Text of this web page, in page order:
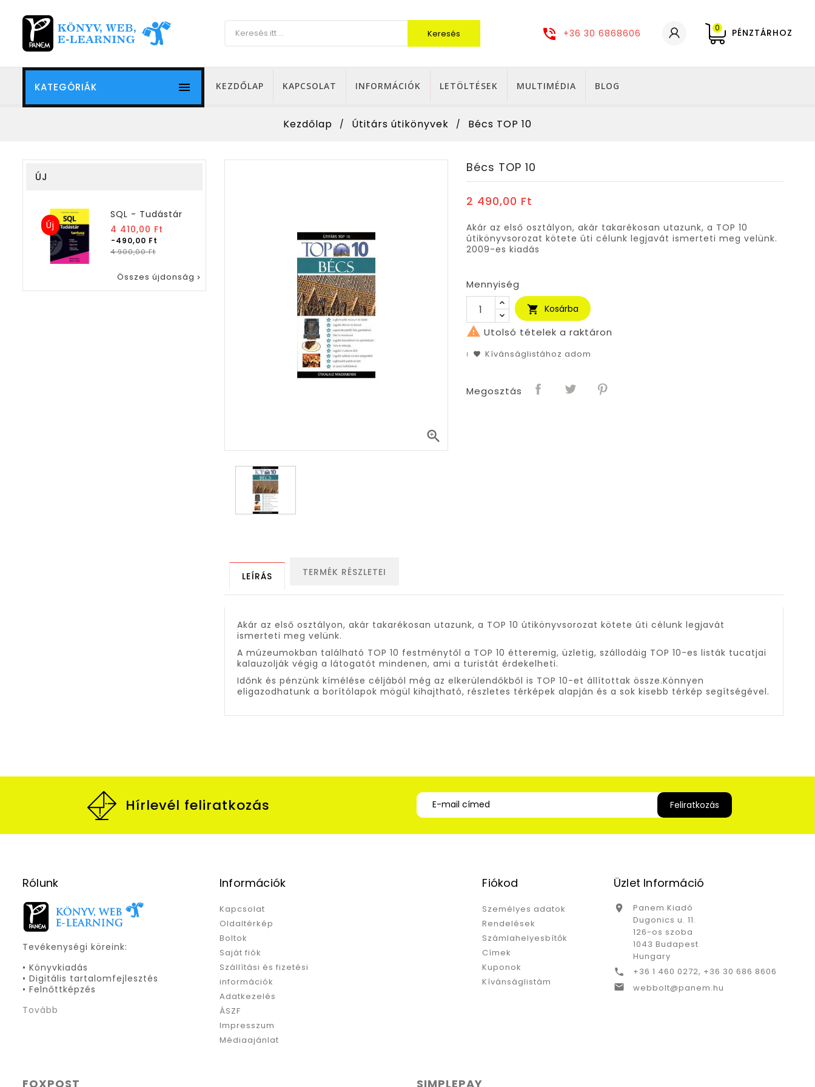
PÉNZTÁRHOZ
0
+36 30 6868606
Keresés
KATEGÓRIÁK  KEZDŐLAP KAPCSOLAT INFORMÁCIÓK LETÖLTÉSEK MULTIMÉDIA BLOG
Kezdőlap Útitárs útikönyvek Bécs TOP 10
ÚJ
Új
SQL - Tudástár
4 410,00 Ft
-490,00 Ft
4 900,00 FtÁr
Összes újdonság 

Bécs TOP 10
2 490,00 Ft
Akár az első osztályon, akár takarékosan utazunk, a TOP 10
útikönyvsorozat kötete úti célunk legjavát ismerteti meg velünk.
2009-es kiadás
Mennyiség
 Kosárba
 Utolsó tételek a raktáron
Kívánságlistához adom
Megosztás
LEÍRÁS TERMÉK RÉSZLETEI
Akár az első osztályon, akár takarékosan utazunk, a TOP 10 útikönyvsorozat kötete úti célunk legjavát
ismerteti meg velünk.
A múzeumokban található TOP 10 festménytől a TOP 10 étteremig, üzletig, szállodáig TOP 10-es listák tucatjai
kalauzolják végig a látogatót mindenen, ami a turistát érdekelheti.
Időnk és pénzünk kímélése céljából még az elkerülendőkből is TOP 10-et állítottak össze.Könnyen
eligazodhatunk a borítólapok mögül kihajtható, részletes térképek alapján és a sok kisebb térkép segítségével.
Hírlevél feliratkozás
Rólunk
Tevékenységi köreink:
• Könyvkiadás
• Digitális tartalomfejlesztés
• Felnőttképzés
Tovább
Információk
Kapcsolat
Oldaltérkép
Boltok
Saját fiók
Szállítási és fizetési
információk
Adatkezelés
ÁSZF
Impresszum
Médiaajánlat
Fiókod
Személyes adatok
Rendelések
Számlahelyesbítők
Címek
Kuponok
Kívánságlistám
Üzlet Információ

Panem Kiadó
Dugonics u. 11.
126-os szoba
1043 Budapest
Hungary
 +36 1 460 0272, +36 30 686 8606
 webbolt@panem.hu
FOXPOST SIMPLEPAY